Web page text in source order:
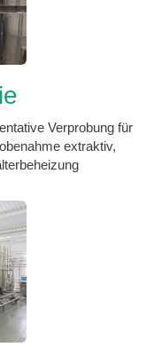
Verprobung für
extraktiv,